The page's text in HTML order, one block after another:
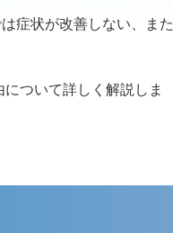
症状が改善しない、また
ついて詳しく解説しま